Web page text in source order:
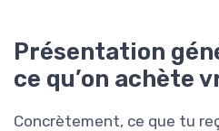
Présentation
ce qu’on achète
Concrètement, ce que tu